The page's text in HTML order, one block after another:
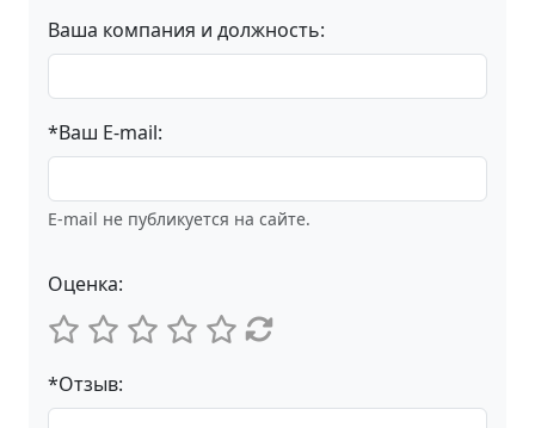
Ваша компания и должность:
*Ваш E-mail:
E-mail не публикуется на сайте.
Оценка:
*Отзыв: